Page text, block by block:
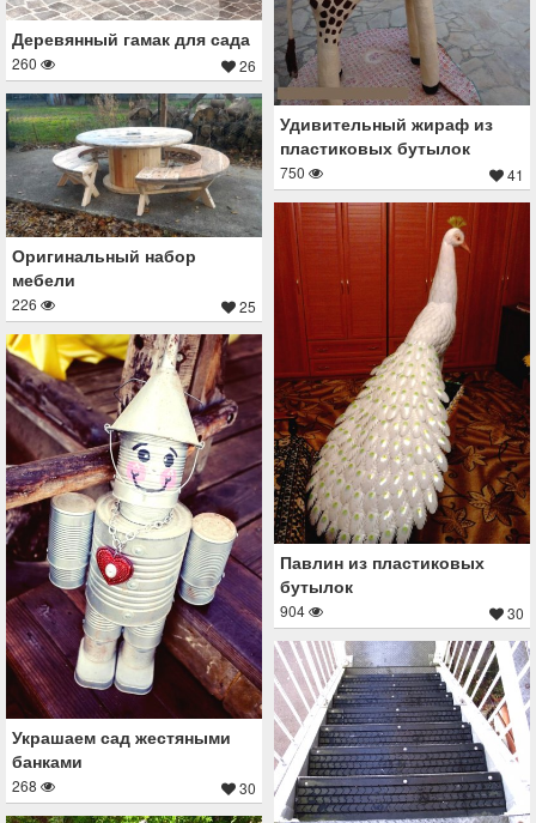
Деревянный гамак для сада
260 26
Удивительный жираф из
пластиковых бутылок
750 41
Оригинальный набор
мебели
226 25
Павлин из пластиковых
бутылок
904 30
Украшаем сад жестяными
банками
268 30